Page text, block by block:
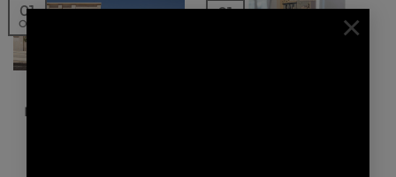
×
FRANÇAIS D’AMMAN ET
01
Oct
01